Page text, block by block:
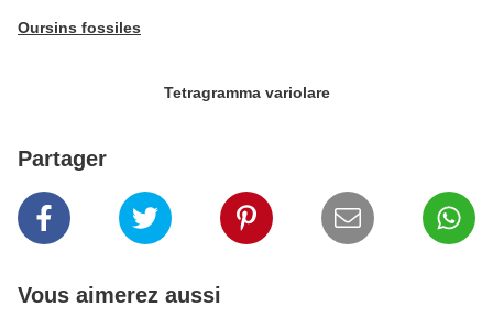
Oursins fossiles
Tetragramma variolare
Partager
Vous aimerez aussi